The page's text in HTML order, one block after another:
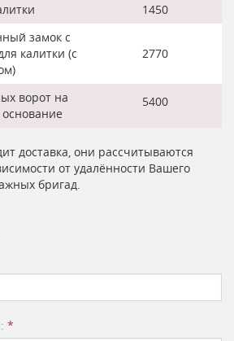
1450
замок с
калитки (с
2770
ворот на
5400
доставка, они рассчитываются
от удалённости Вашего
бригад.
*